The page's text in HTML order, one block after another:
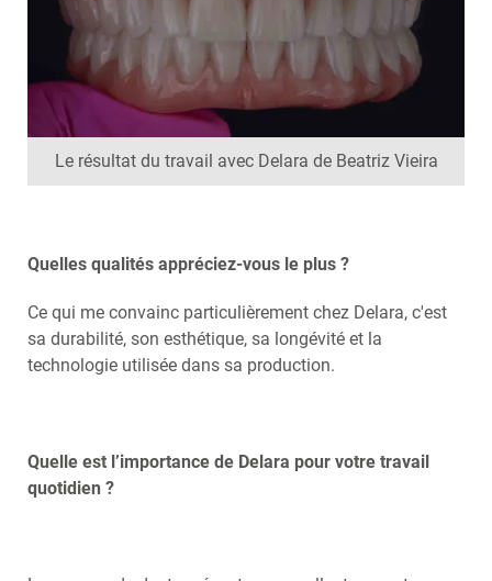
Le résultat du travail avec Delara de Beatriz Vieira
Quelles qualités appréciez-vous le plus ?
Ce qui me convainc particulièrement chez Delara, c'est
sa durabilité, son esthétique, sa longévité et la
technologie utilisée dans sa production.
Quelle est l’importance de Delara pour votre travail
quotidien ?